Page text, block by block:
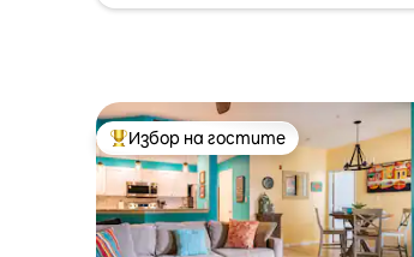
Най-популярен избор на гостите
Избор на гостите